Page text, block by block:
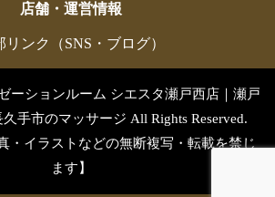
店舗・運営情報
リンク（SNS・ブログ）
ーションルーム シエスタ瀬戸西店｜瀬戸
手市のマッサージ All Rights Reserved.
・イラストなどの無断複写・転載を禁じ
ます】